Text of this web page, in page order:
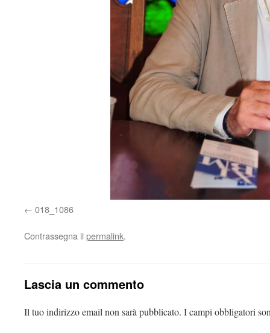
018_1086
Contrassegna il permalink.
Lascia un commento
Il tuo indirizzo email non sarà pubblicato. I campi obbligatori